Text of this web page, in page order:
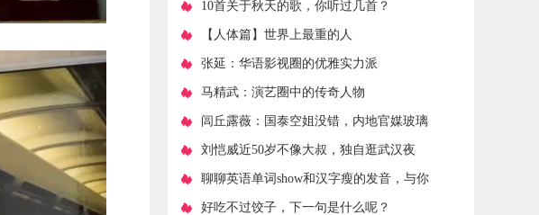
​10首关于秋天的歌，你听过几首？
​【人体篇】世界上最重的人
​张延：华语影视圈的优雅实力派
​马精武：演艺圈中的传奇人物
​闾丘露薇：国泰空姐没错，内地官媒玻璃
心伤害两岸感情
​刘恺威近50岁不像大叔，独自逛武汉夜
市，吃路边摊
​聊聊英语单词show和汉字瘦的发音，与你
一起消磨休闲时光
​好吃不过饺子，下一句是什么呢？